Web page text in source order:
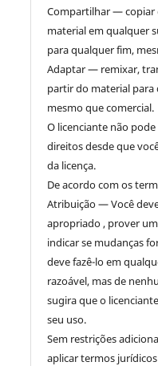
Compartilhar — copiar
material em qualquer
para qualquer fim,
Adaptar — remixar,
partir do material para
mesmo que comercial.
O licenciante não
direitos desde que
da licença.
De acordo com os
Atribuição — Você
apropriado , prover
indicar se mudanças
deve fazê-lo em
razoável, mas de
sugira que o
seu uso.
Sem restrições
aplicar termos